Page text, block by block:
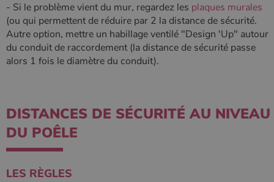
- Si le problème vient du mur, regardez les plaques murales
(ou qui permettent de réduire par 2 la distance de sécurité.
Autre option, mettre un habillage ventilé "Design 'Up" autour
du conduit de raccordement (la distance de sécurité passe
alors 1 fois le diamètre du conduit).
DISTANCES DE SÉCURITÉ AU NIVEAU
DU POÊLE
LES RÈGLES